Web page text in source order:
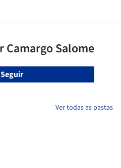
Seguir
Ver todas as pastas